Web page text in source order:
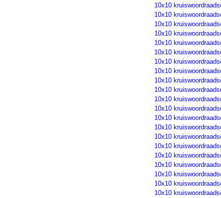
10x10
10x10
10x10
10x10
10x10
10x10
10x10
10x10
10x10
10x10
10x10
10x10
10x10
10x10
10x10
10x10
10x10
10x10
10x10
10x10
10x10